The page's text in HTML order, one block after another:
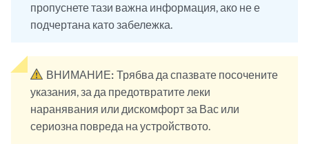
пропуснете тази важна информация, ако не е
подчертана като забележка.
ВНИМАНИЕ: Трябва да спазвате посочените
указания, за да предотвратите леки
наранявания или дискомфорт за Вас или
сериозна повреда на устройството.